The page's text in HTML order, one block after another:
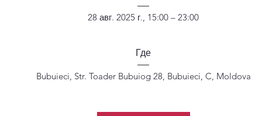
28 авг. 2025 г., 15:00 – 23:00
Где
Bubuieci, Str. Toader Bubuiog 28, Bubuieci, C, Moldova